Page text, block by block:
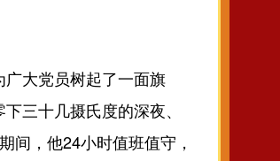
大党员树起了一面旗
三十几摄氏度的深夜、
间，他24小时值班值守，